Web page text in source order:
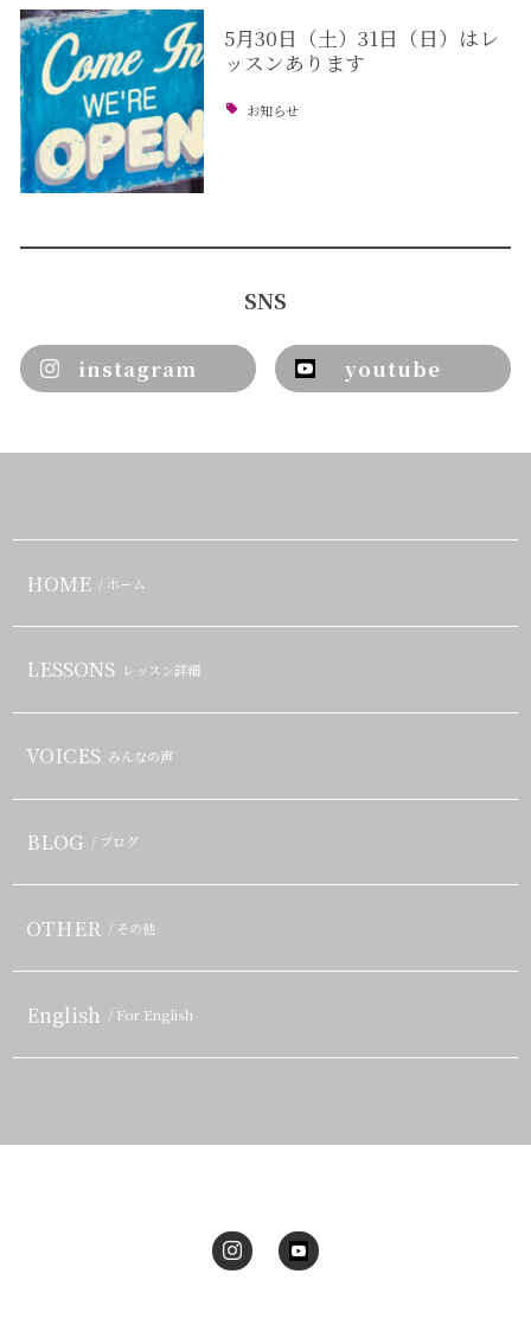
5月30日（土）31日（日）はレ
ッスンあります
お知らせ
SNS
instagram youtube
HOME / ホーム
LESSONS レッスン詳細
VOICES みんなの声
BLOG / ブログ
OTHER / その他
English / For English